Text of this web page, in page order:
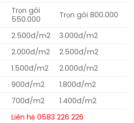
Trọn gói
550.000
Trọn gói 800.000
2.500đ/m2
3.000đ/m2
2.000đ/m2
2.500đ/m2
1.500đ/m2
2.000đ/m2
900đ/m2
1.800đ/m2
700đ/m2
1.400đ/m2
Liên hệ 0583 226 226